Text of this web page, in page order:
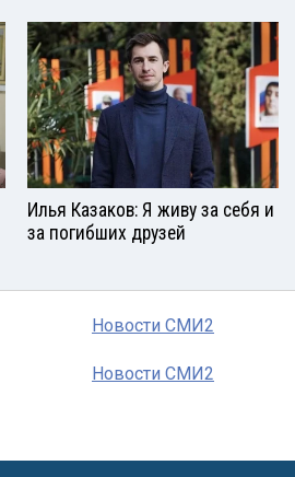
Илья Казаков: Я живу за себя и
за погибших друзей
Новости СМИ2
Новости СМИ2